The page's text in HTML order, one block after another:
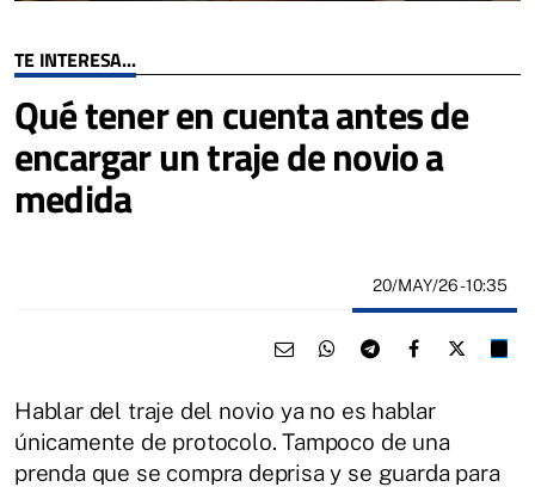
TE INTERESA...
Qué tener en cuenta antes de
encargar un traje de novio a
medida
20/MAY/26- 10:35
Hablar del traje del novio ya no es hablar
únicamente de protocolo. Tampoco de una
prenda que se compra deprisa y se guarda para